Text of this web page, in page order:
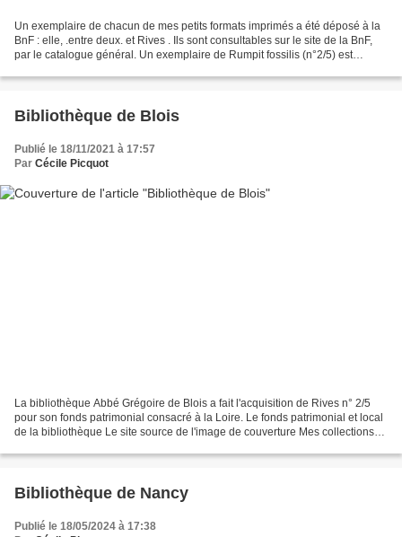
Un exemplaire de chacun de mes petits formats imprimés a été déposé à la
BnF : elle, .entre deux. et Rives . Ils sont consultables sur le site de la BnF,
par le catalogue général. Un exemplaire de Rumpit fossilis (n°2/5) est
Bibliothèque de Blois
Publié le 18/11/2021 à 17:57
Par Cécile Picquot
La bibliothèque Abbé Grégoire de Blois a fait l'acquisition de Rives n° 2/5
pour son fonds patrimonial consacré à la Loire. Le fonds patrimonial et local
de la bibliothèque Le site source de l'image de couverture Mes collections
Bibliothèque de Nancy
Publié le 18/05/2024 à 17:38